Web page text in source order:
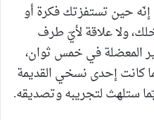
حين تستفزتك فكرة أو
ولا علاقة لأيّ طرف
المعضلة في خمس ثوان،
كانت إحدى نسخي القديمة
ستلهث لتجريبه وتصديقه.